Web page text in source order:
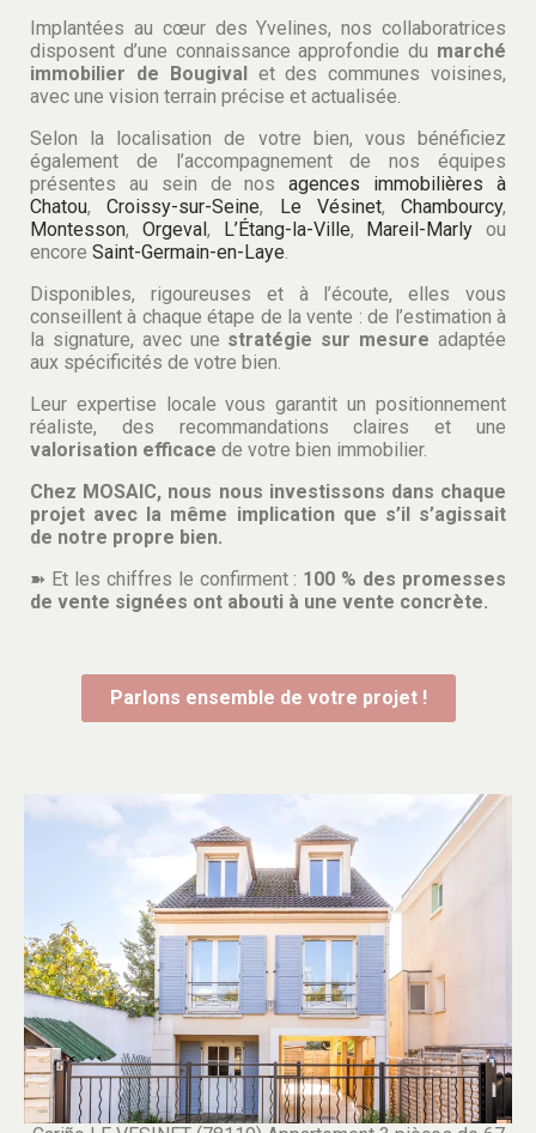
Implantées au cœur des Yvelines, nos collaboratrices
disposent d’une connaissance approfondie du marché
immobilier de Bougival
et des communes voisines,
avec une vision terrain précise et actualisée.
Selon la localisation de votre bien, vous bénéficiez
également de l’accompagnement de nos équipes
présentes au sein de nosagences immobilières à
Chatou,Croissy-sur-Seine, Le Vésinet, Chambourcy,
Montesson, Orgeval , L’Étang-la-Ville, Mareil-Marly ou
encore Saint-Germain-en-Laye.
Disponibles, rigoureuses et à l’écoute, elles vous
conseillent à chaque étape de la vente : de l’estimation à
la signature, avec une stratégie sur mesure adaptée
aux spécificités de votre bien.
Leur expertise locale vous garantit un positionnement
réaliste, des recommandations claires et une
valorisation efficace de votre bien immobilier.
Chez MOSAIC, nous nous investissons dans chaque
projet avec la même implication que s’il s’agissait
de notre propre bien.
➽ Et les chiffres le confirment : 100 % des promesses
de vente signées ont abouti à une vente concrète.
Parlons ensemble de votre projet !